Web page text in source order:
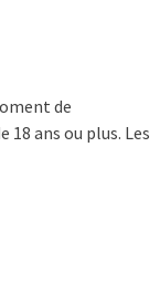
de
ans ou plus. Les